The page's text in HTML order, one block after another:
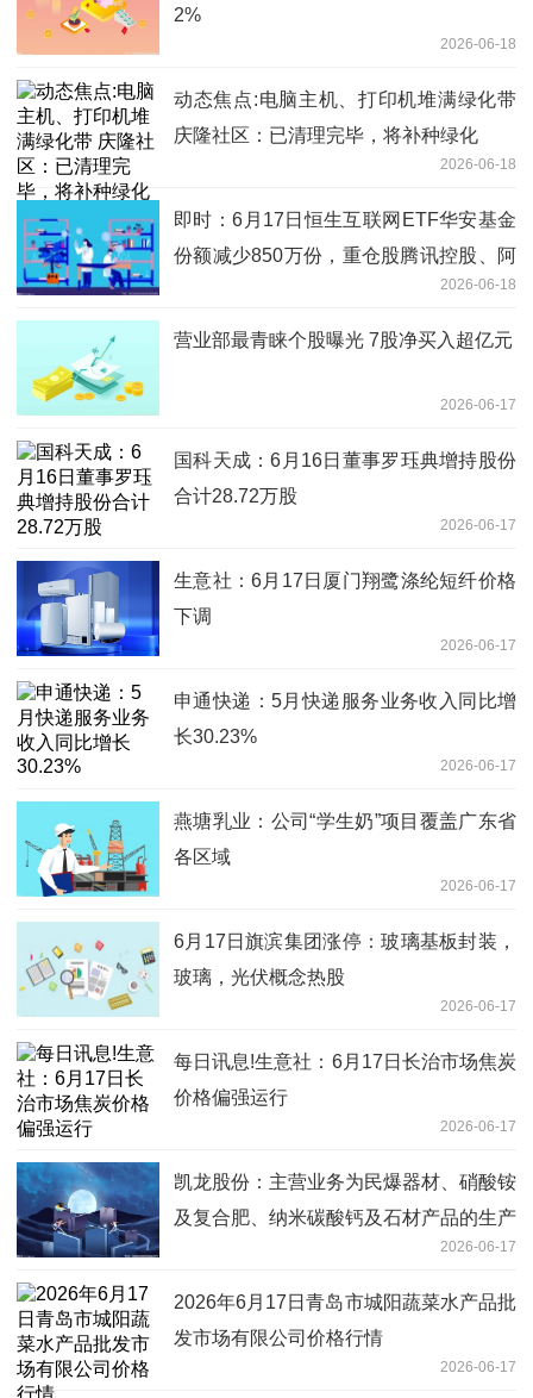
2%
2026-06-18
动态焦点:电脑主机、打印机堆满绿化带
庆隆社区：已清理完毕，将补种绿化
2026-06-18
即时：6月17日恒生互联网ETF华安基金
份额减少850万份，重仓股腾讯控股、阿
2026-06-18
营业部最青睐个股曝光 7股净买入超亿元
2026-06-17
国科天成：6月16日董事罗珏典增持股份
合计28.72万股
2026-06-17
生意社：6月17日厦门翔鹭涤纶短纤价格
下调
2026-06-17
申通快递：5月快递服务业务收入同比增
长30.23%
2026-06-17
燕塘乳业：公司“学生奶”项目覆盖广东省
各区域
2026-06-17
6月17日旗滨集团涨停：玻璃基板封装，
玻璃，光伏概念热股
2026-06-17
每日讯息!生意社：6月17日长治市场焦炭
价格偏强运行
2026-06-17
凯龙股份：主营业务为民爆器材、硝酸铵
及复合肥、纳米碳酸钙及石材产品的生产
2026-06-17
2026年6月17日青岛市城阳蔬菜水产品批
发市场有限公司价格行情
2026-06-17